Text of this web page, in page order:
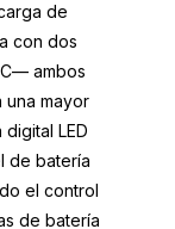
de
con dos
ambos
una mayor
LED
de batería
el control
de batería